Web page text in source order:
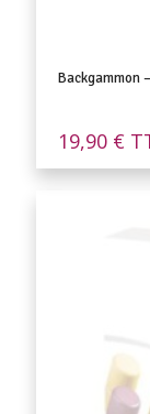
Backgammon
19,90 €